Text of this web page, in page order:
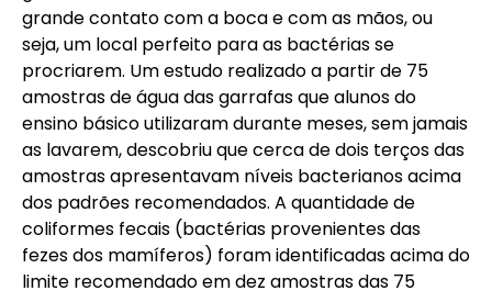
grande contato com a boca e com as mãos, ou
seja, um local perfeito para as bactérias se
procriarem. Um estudo realizado a partir de 75
amostras de água das garrafas que alunos do
ensino básico utilizaram durante meses, sem jamais
as lavarem, descobriu que cerca de dois terços das
amostras apresentavam níveis bacterianos acima
dos padrões recomendados. A quantidade de
coliformes fecais (bactérias provenientes das
fezes dos mamíferos) foram identificadas acima do
limite recomendado em dez amostras das 75